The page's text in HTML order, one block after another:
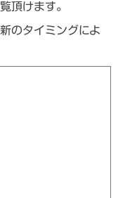
頂けます。
のタイミングによ